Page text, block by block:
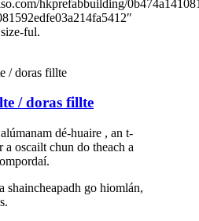
hkprefabbuilding/
ful.
/ doras fillte
dé-huaire , an t-
a oscailt chun do theach a
shaincheapadh go hiomlán,